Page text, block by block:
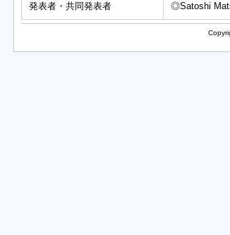
発表者・共同発表者 ◎Satoshi